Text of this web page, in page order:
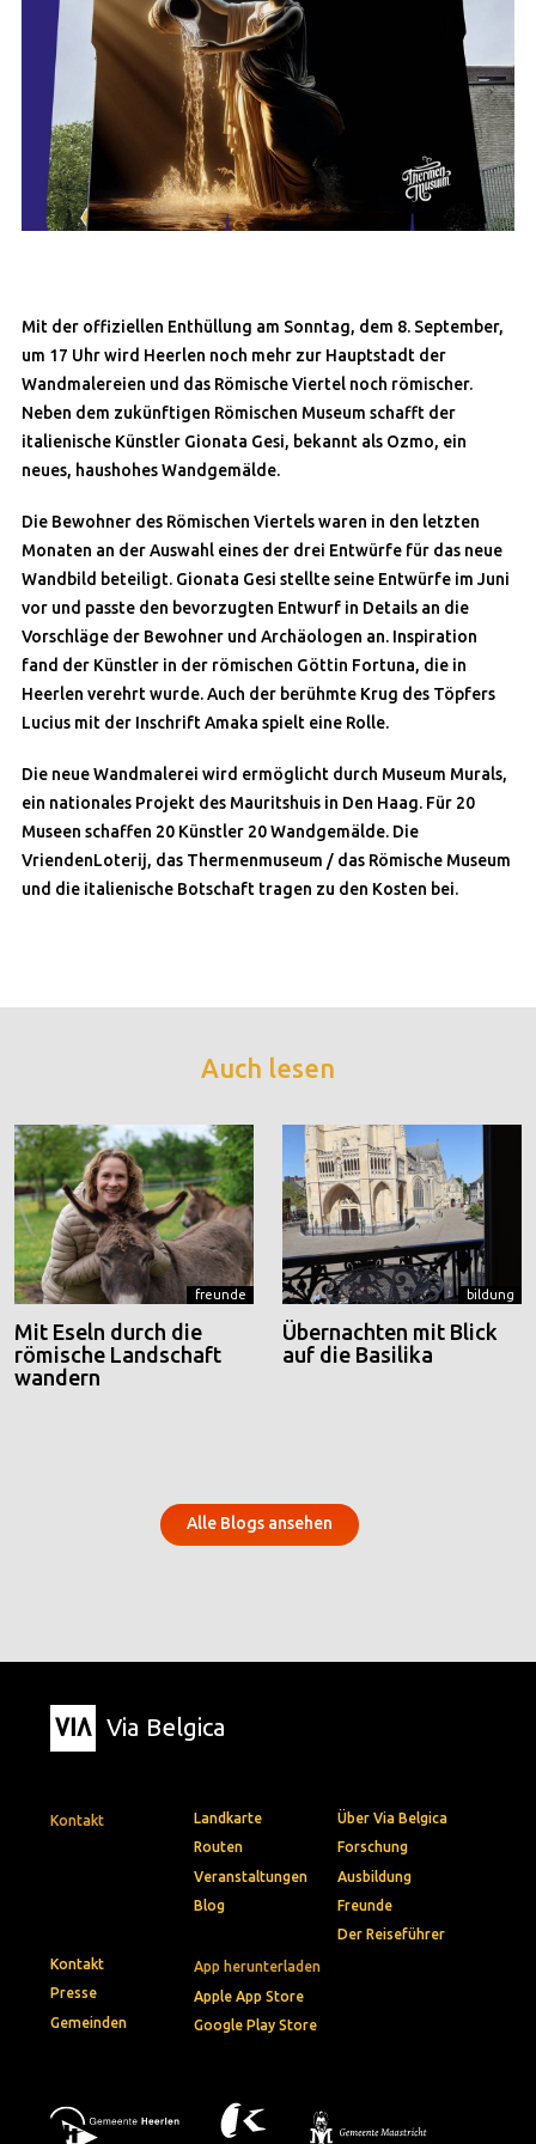
Mit der offiziellen Enthüllung am Sonntag, dem 8. September,
um 17 Uhr wird Heerlen noch mehr zur Hauptstadt der
Wandmalereien und das Römische Viertel noch römischer.
Neben dem zukünftigen Römischen Museum schafft der
italienische Künstler Gionata Gesi, bekannt als Ozmo, ein
neues, haushohes Wandgemälde.
Die Bewohner des Römischen Viertels waren in den letzten
Monaten an der Auswahl eines der drei Entwürfe für das neue
Wandbild beteiligt. Gionata Gesi stellte seine Entwürfe im Juni
vor und passte den bevorzugten Entwurf in Details an die
Vorschläge der Bewohner und Archäologen an. Inspiration
fand der Künstler in der römischen Göttin Fortuna, die in
Heerlen verehrt wurde. Auch der berühmte Krug des Töpfers
Lucius mit der Inschrift Amaka spielt eine Rolle.
Die neue Wandmalerei wird ermöglicht durch Museum Murals,
ein nationales Projekt des Mauritshuis in Den Haag. Für 20
Museen schaffen 20 Künstler 20 Wandgemälde. Die
VriendenLoterij, das Thermenmuseum / das Römische Museum
und die italienische Botschaft tragen zu den Kosten bei.
Auch lesen
freunde
Mit Eseln durch die
römische Landschaft
wandern
bildung
Übernachten mit Blick
auf die Basilika
Alle Blogs ansehen
Via Belgica
Kontakt
App herunterladen
Apple App Store
Google Play Store
Landkarte
Routen
Veranstaltungen
Blog
Über Via Belgica
Forschung
Ausbildung
Freunde
Der Reiseführer
Kontakt
Presse
Gemeinden